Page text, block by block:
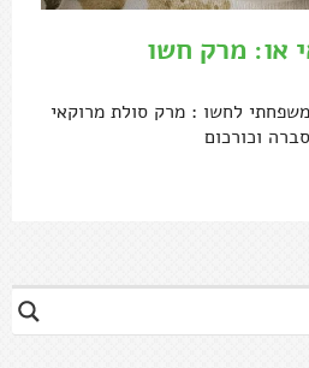
או: מרק חשו
לחשו : מרק סולת מרוקאי
וכורכום